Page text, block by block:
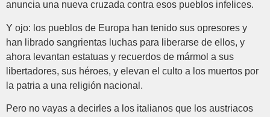
anuncia una nueva cruzada contra esos pueblos infelices.
Y ojo: los pueblos de Europa han tenido sus opresores y
han librado sangrientas luchas para liberarse de ellos, y
ahora levantan estatuas y recuerdos de mármol a sus
libertadores, sus héroes, y elevan el culto a los muertos por
la patria a una religión nacional.
Pero no vayas a decirles a los italianos que los austriacos